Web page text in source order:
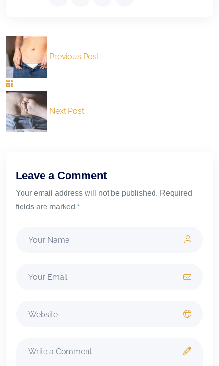
Previous Post
Next Post
Leave a Comment
Your email address will not be published. Required
fields are marked *